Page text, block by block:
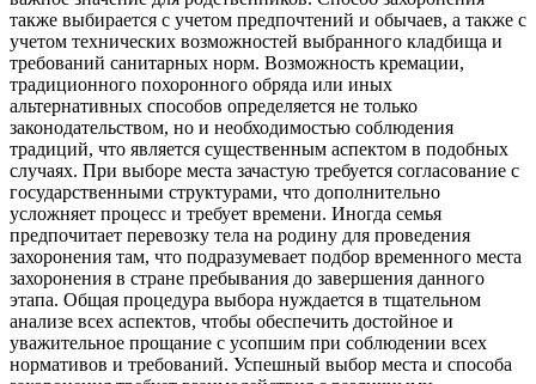
также выбирается с учетом предпочтений и обычаев, а также с
учетом технических возможностей выбранного кладбища и
требований санитарных норм. Возможность кремации,
традиционного похоронного обряда или иных
альтернативных способов определяется не только
законодательством, но и необходимостью соблюдения
традиций, что является существенным аспектом в подобных
случаях. При выборе места зачастую требуется согласование с
государственными структурами, что дополнительно
усложняет процесс и требует времени. Иногда семья
предпочитает перевозку тела на родину для проведения
захоронения там, что подразумевает подбор временного места
захоронения в стране пребывания до завершения данного
этапа. Общая процедура выбора нуждается в тщательном
анализе всех аспектов, чтобы обеспечить достойное и
уважительное прощание с усопшим при соблюдении всех
нормативов и требований. Успешный выбор места и способа